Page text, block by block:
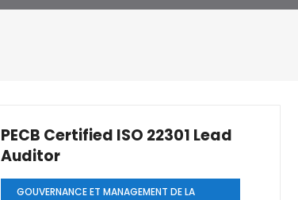
PECB Certified ISO 22301 Lead
Auditor
GOUVERNANCE ET MANAGEMENT DE LA